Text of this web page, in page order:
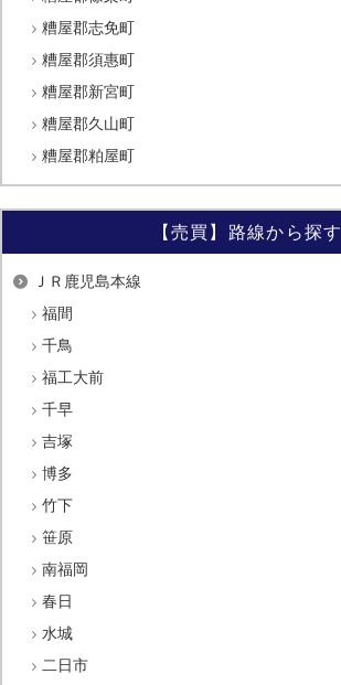
糟屋郡志免町
糟屋郡須惠町
糟屋郡新宮町
糟屋郡久山町
糟屋郡粕屋町
【売買】路線から探す
ＪＲ鹿児島本線
福間
千鳥
福工大前
千早
吉塚
博多
竹下
笹原
南福岡
春日
水城
二日市